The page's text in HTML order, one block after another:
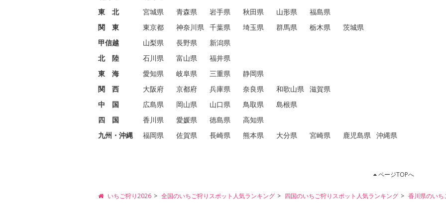
東 北
宮城県 青森県 岩手県 秋田県 山形県
福島県
関 東
東京都 神奈川県 千葉県 埼玉県 群馬県 栃木県
茨城県
甲信越
山梨県 長野県
新潟県
北 陸
石川県 富山県
福井県
東 海
愛知県 岐阜県 三重県
静岡県
関 西
大阪府 京都府 兵庫県 奈良県 和歌山県 滋賀県
中 国
広島県 岡山県 山口県 鳥取県
島根県
四 国
香川県 愛媛県 徳島県
高知県
九州・沖縄
福岡県 佐賀県 長崎県 熊本県 大分県 宮崎県 鹿児島県 沖縄県
ページTOPへ
いちご狩り2026 全国のいちご狩りスポット人気ランキング 四国のいちご狩りスポット人気ランキング 香川県のい